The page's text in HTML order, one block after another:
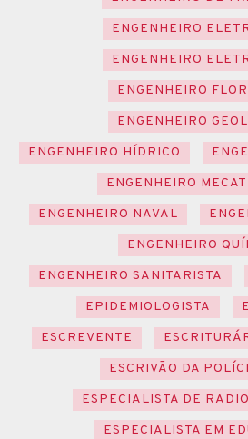
ENGENHEIRO
ENGENHEIRO
ENGENHEIRO
ENGENHEIRO
ENGENHEIRO HÍDRICO
ENGENHEIRO
ENGENHEIRO NAVAL
ENGENHEIRO
ENGENHEIRO SANITARISTA
EPIDEMIOLOGISTA
ESCREVENTE
ESCRIVÃO DA
ESPECIALISTA DE
ESPECIALISTA EM